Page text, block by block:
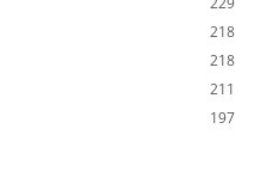
218
218
211
197